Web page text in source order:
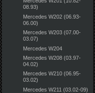
08.93)
Mercedes W202 (06.93-
06.00)
Mercedes W203 (07.00-
03.07)
Mercedes W204
Mercedes W208 (03.97-
04.02)
Mercedes W210 (06.95-
03.02)
Mercedes W211 (03.02-09)